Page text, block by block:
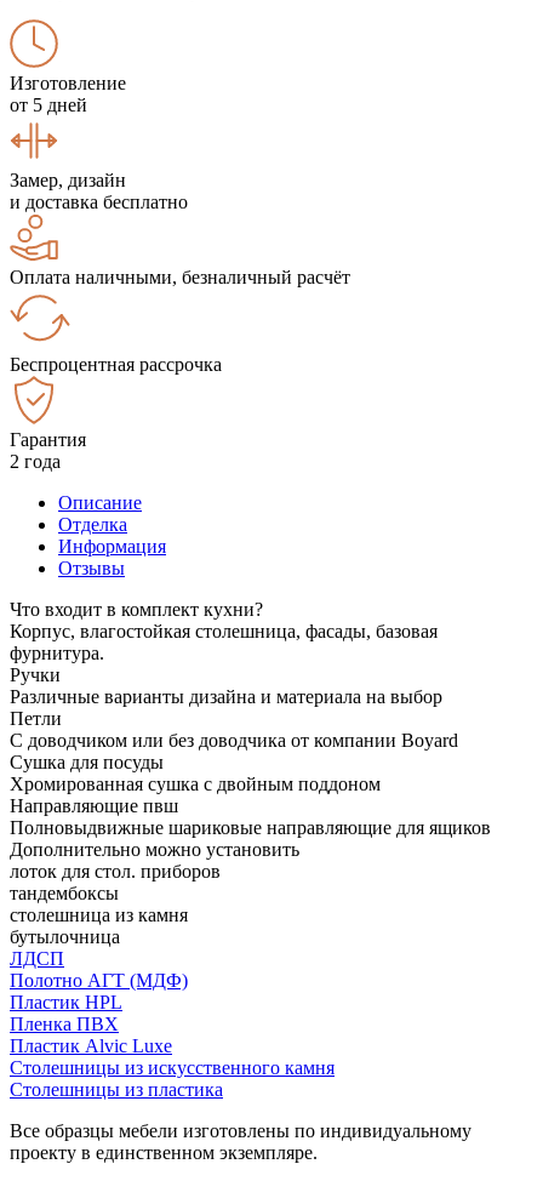
Изготовление
от 5 дней
Замер, дизайн
и доставка бесплатно
Оплата наличными, безналичный расчёт
Беспроцентная рассрочка
Гарантия
2 года
Описание
Отделка
Информация
Отзывы
Что входит в комплект кухни?
Корпус, влагостойкая столешница, фасады, базовая
фурнитура.
Ручки
Различные варианты дизайна и материала на выбор
Петли
С доводчиком или без доводчика от компании Boyard
Сушка для посуды
Хромированная сушка с двойным поддоном
Направляющие пвш
Полновыдвижные шариковые направляющие для ящиков
Дополнительно можно установить
лоток для стол. приборов
тандембоксы
столешница из камня
бутылочница
ЛДСП
Полотно АГТ (МДФ)
Пластик HPL
Пленка ПВХ
Пластик Alvic Luxe
Столешницы из искусственного камня
Столешницы из пластика
Все образцы мебели изготовлены по индивидуальному
проекту в единственном экземпляре.